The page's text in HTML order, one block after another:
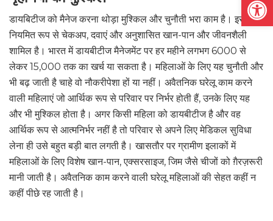
डायबिटीज को मैनेज करना थोड़ा मुश्किल और चुनौती भरा काम है। इसमें
नियमित रूप से चेकअप, दवाएं और अनुशासित खान-पान और जीवनशैली
शामिल है। भारत में डायबीटीज मैनेजमेंट पर हर महीने लगभग 6000 से
लेकर 15,000 तक का खर्च या सकता है। महिलाओं के लिए यह चुनौती और
भी बढ़ जाती है चाहे वो नौकरीपेशा हों या नहीं। अवैतनिक घरेलू काम करने
वाली महिलाएं जो आर्थिक रूप से परिवार पर निर्भर होती हैं, उनके लिए यह
और भी मुश्किल होता है। अगर किसी महिला को डायबीटीज है और वह
आर्थिक रूप से आत्मनिर्भर नहीं है तो परिवार से अपने लिए मेडिकल सुविधा
लेना ही उसे बहुत बड़ी बात लगती है। खासतौर पर ग्रामीण इलाकों में
महिलाओं के लिए विशेष खान-पान, एक्सरसाइज, जिम जैसे चीजों को ग़ैरज़रूरी
मानी जाती है। अवैतनिक काम करने वाली घरेलू महिलाओं की सेहत कहीं न
कहीं पीछे रह जाती है।